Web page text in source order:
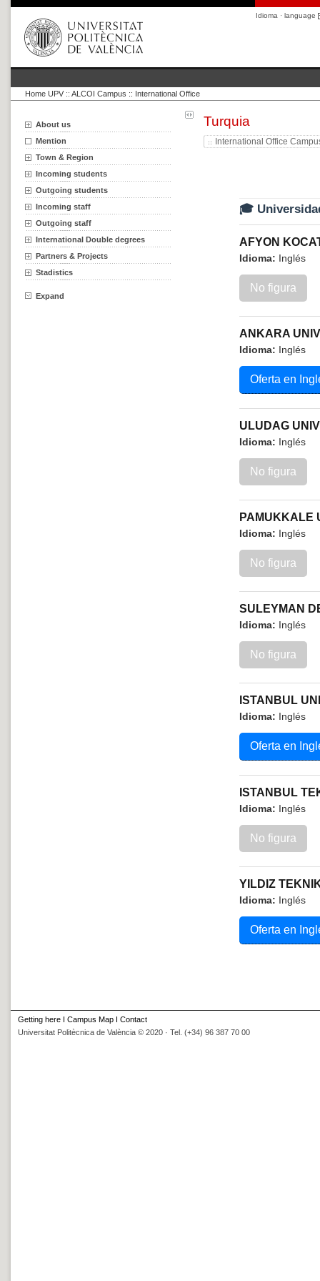
Idioma · language
Home UPV :: ALCOI Campus :: International Office
About us
Mention
Town & Region
Incoming students
Outgoing students
Incoming staff
Outgoing staff
International Double degrees
Partners & Projects
Stadistics
Expand
Turquia
International Office
🎓
AFYON
Idioma: Inglés
No figura
ANKARA
Idioma: Inglés
Oferta en
ULUDAG
Idioma: Inglés
No figura
PAMUKKALE
Idioma: Inglés
No figura
SULEYMAN
Idioma: Inglés
No figura
ISTANBUL
Idioma: Inglés
Oferta en
ISTANBUL
Idioma: Inglés
No figura
YILDIZ
Idioma: Inglés
Oferta en
Getting here I Campus Map I Contact
Universitat Politècnica de València © 2020 · Tel. (+34) 96 387 70 00